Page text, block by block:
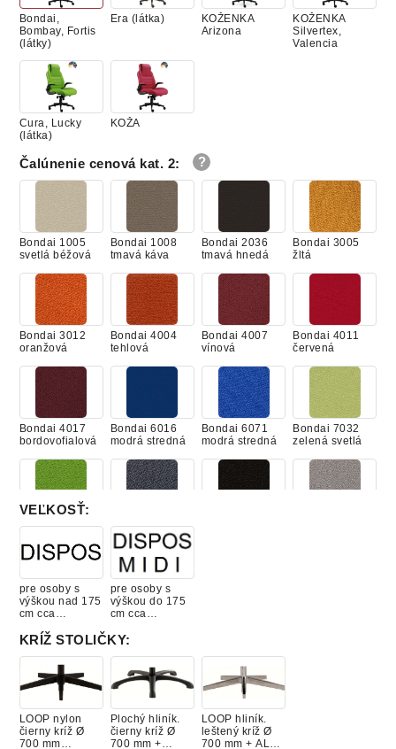
Bondai,
Bombay, Fortis
(látky)
Era (látka)
KOŽENKA
Arizona
KOŽENKA
Silvertex,
Valencia
Cura, Lucky
(látka)
KOŽA
Čalúnenie cenová kat. 2:
Bondai 1005
svetlá béžová
Bondai 1008
tmavá káva
Bondai 2036
tmavá hnedá
Bondai 3005
žltá
Bondai 3012
oranžová
Bondai 4004
tehlová
Bondai 4007
vínová
Bondai 4011
červená
Bondai 4017
bordovofialová
Bondai 6016
modrá stredná
Bondai 6071
modrá stredná
Bondai 7032
zelená svetlá
hrášková
antracit
čierna
šedá
Bombay 25
zelená oliva
Bombay 33
červená
Bombay 34
šedá
VEĽKOSŤ:
pre osoby s
výškou nad 175
cm cca
pre osoby s
výškou do 175
cm cca
KRÍŽ STOLIČKY:
LOOP nylon
čierny kríž Ø
700 mm
Plochý hliník.
čierny kríž Ø
700 mm +
LOOP hliník.
leštený kríž Ø
700 mm + AL